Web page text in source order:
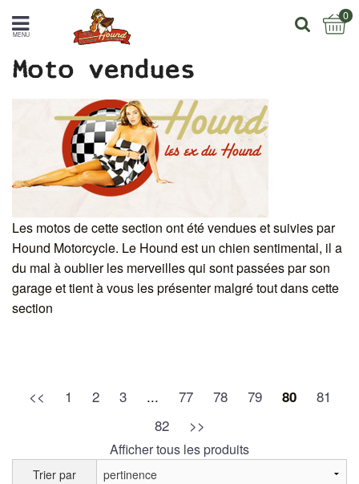
MENU
0
Moto vendues
Les motos de cette section ont été vendues et suivies par
Hound Motorcycle. Le Hound est un chien sentimental, il a
du mal à oublier les merveilles qui sont passées par son
garage et tient à vous les présenter malgré tout dans cette
section
<< 1 2 3 ... 77 78 79 80
81
82
>>
Afficher tous les produits
Trier par